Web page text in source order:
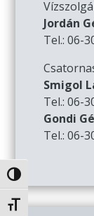
Nagy kontraszt
Betűméret
Jordán
Tel.: 06-
Smigol
Tel.: 06-
Gondi
Tel.: 06-